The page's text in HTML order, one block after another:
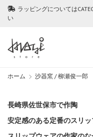
ラッピングについては
い
ホーム 沙器窯 / 柳瀬俊一郎
長崎県佐世保市で作陶
安定感のある定番のスリ